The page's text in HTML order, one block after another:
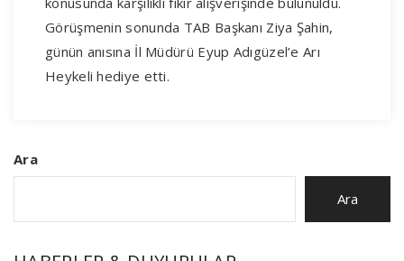
Görüşmenin sonunda TAB Başkanı Ziya Şahin,
günün anısına İl Müdürü Eyup Adıgüzel’e Arı
Heykeli hediye etti.
Ara
Ara